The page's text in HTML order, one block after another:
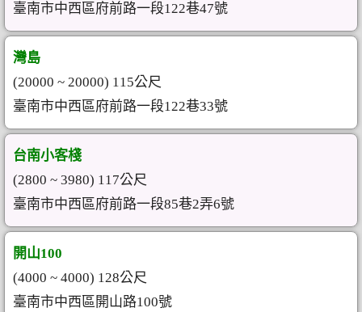
臺南市中西區府前路一段122巷47號
灣島
(20000 ~ 20000) 115公尺
臺南市中西區府前路一段122巷33號
台南小客棧
(2800 ~ 3980) 117公尺
臺南市中西區府前路一段85巷2弄6號
開山100
(4000 ~ 4000) 128公尺
臺南市中西區開山路100號